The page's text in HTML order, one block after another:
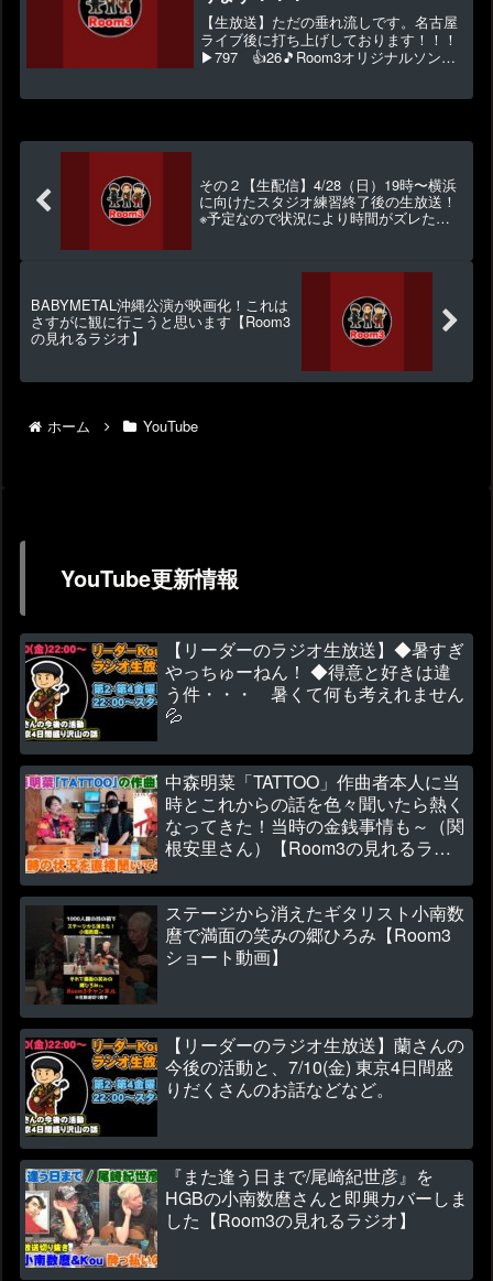
【生放送】ただの垂れ流しです。名古屋
ライブ後に打ち上げしております！！！
▶797 👍26🎵Room3オリジナルソング
その２【生配信】4/28（日）19時〜横浜
に向けたスタジオ練習終了後の生放送！
※予定なので状況により時間がズレたり
BABYMETAL沖縄公演が映画化！これは
さすがに観に行こうと思います【Room3
の見れるラジオ】
ホーム YouTube
YouTube更新情報
【リーダーのラジオ生放送】◆暑すぎ
やっちゅーねん！ ◆得意と好きは違
う件・・・ 暑くて何も考えれません
💦
中森明菜「TATTOO」作曲者本人に当
時とこれからの話を色々聞いたら熱く
なってきた！当時の金銭事情も～（関
根安里さん）【Room3の見れるラジ
ステージから消えたギタリスト小南数
麿で満面の笑みの郷ひろみ【Room3
ショート動画】
【リーダーのラジオ生放送】蘭さんの
今後の活動と、7/10(金) 東京4日間盛
りだくさんのお話などなど。
『また逢う日まで/尾崎紀世彦』を
HGBの小南数麿さんと即興カバーしま
した【Room3の見れるラジオ】